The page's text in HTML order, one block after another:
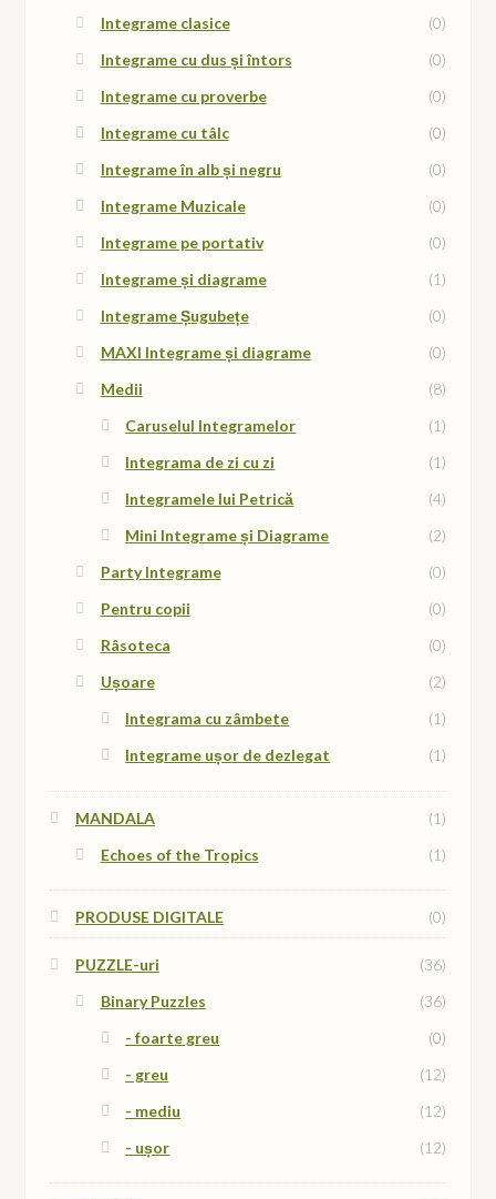
Integrame clasice
(0)
Integrame cu dus și întors
(0)
Integrame cu proverbe
(0)
Integrame cu tâlc
(0)
Integrame în alb și negru
(0)
Integrame Muzicale
(0)
Integrame pe portativ
(0)
Integrame și diagrame
(1)
Integrame Șugubețe
(0)
MAXI Integrame și diagrame
(0)
Medii
(8)
Caruselul Integramelor
(1)
Integrama de zi cu zi
(1)
Integramele lui Petrică
(4)
Mini Integrame și Diagrame
(2)
Party Integrame
(0)
Pentru copii
(0)
Râsoteca
(0)
Ușoare
(2)
Integrama cu zâmbete
(1)
Integrame ușor de dezlegat
(1)
MANDALA
(1)
Echoes of the Tropics
(1)
PRODUSE DIGITALE (0)
PUZZLE-uri
(36)
Binary Puzzles
(36)
- foarte greu
(0)
- greu
(12)
- mediu
(12)
- ușor
(12)